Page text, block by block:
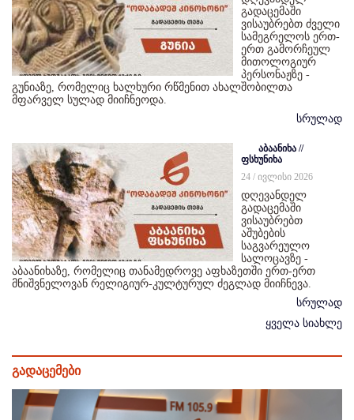
გადაცემაში
ვისაუბრებთ ძველი
სამეგრელოს ერთ-
ერთ გამორჩეულ
მითოლოგიურ
პერსონაჟზე -
გუნიაზე, რომელიც ხალხური რწმენით ახალშობილთა
მფარველ სულად მიიჩნეოდა.
სრულად
აბაანიხა //
ფსხუნიხა
24 / ივლისი 2026
დღევანდელ
გადაცემაში
ვისაუბრებთ
აშუბების
საგვარეულო
სალოცავზე -
აბაანიხაზე, რომელიც თანამედროვე აფხაზეთში ერთ-ერთ
მნიშვნელოვან რელიგიურ-კულტურულ ძეგლად მიიჩნევა.
სრულად
ყველა სიახლე
გადაცემები